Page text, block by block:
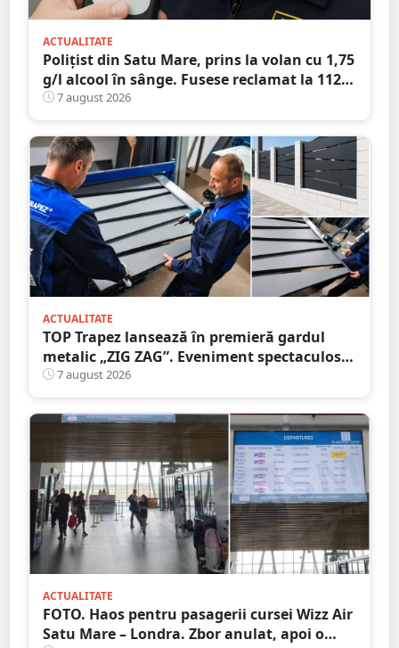
ACTUALITATE
Polițist din Satu Mare, prins la volan cu 1,75
g/l alcool în sânge. Fusese reclamat la 112
că circula pe contrasens
7 august 2026
ACTUALITATE
TOP Trapez lansează în premieră gardul
metalic „ZIG ZAG”. Eveniment spectaculos
în Grădina Romei
7 august 2026
ACTUALITATE
FOTO. Haos pentru pasagerii cursei Wizz Air
Satu Mare – Londra. Zbor anulat, apoi o